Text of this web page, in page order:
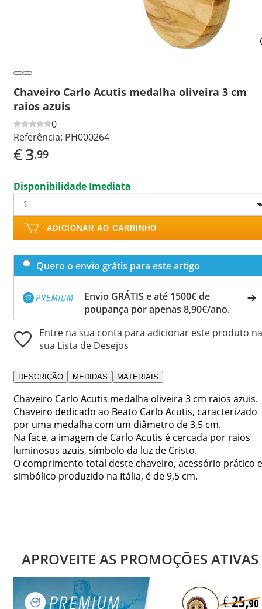
Chaveiro Carlo Acutis medalha oliveira 3 cm
raios azuis
0
Referência: PH000264
€3,99
Disponibilidade Imediata
ADICIONAR AO CARRINHO
Quero o envio grátis para este artigo
Envio GRÁTIS e até 1500€ de
poupança por apenas 8,90€/ano.
Entre na sua conta para adicionar este produto na
sua Lista de Desejos
DESCRIÇÃO MEDIDAS MATERIAIS
Chaveiro Carlo Acutis medalha oliveira 3 cm raios azuis.
Chaveiro dedicado ao Beato Carlo Acutis, caracterizado
por uma medalha com um diâmetro de 3,5 cm.
Na face, a imagem de Carlo Acutis é cercada por raios
luminosos azuis, símbolo da luz de Cristo.
O comprimento total deste chaveiro, acessório prático e
simbólico produzido na Itália, é de 9,5 cm.
APROVEITE AS PROMOÇÕES ATIVAS